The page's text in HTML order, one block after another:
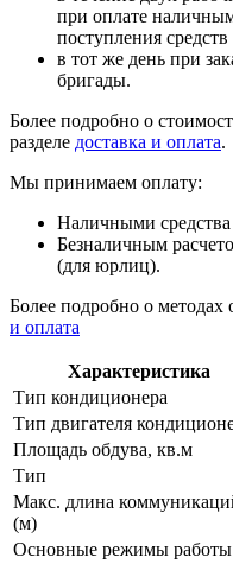
при оплате
поступления средств
в тот же день при
бригады.
Более подробно о
разделе доставка и оплата.
Мы принимаем оплату:
Наличными средства
Безналичным
(для юрлиц).
Более подробно о методах
и оплата
Характеристика
Тип кондиционера
Тип двигателя
Площадь обдува, кв.м
Тип
Макс. длина
(м)
Основные режимы работы